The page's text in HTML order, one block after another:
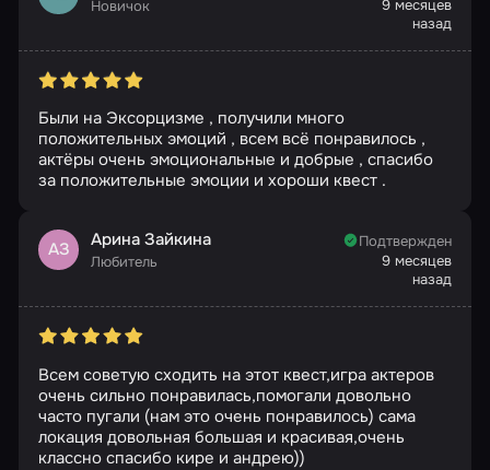
Новичок
9 месяцев
назад
Были на Эксорцизме , получили много
положительных эмоций , всем всё понравилось ,
актёры очень эмоциональные и добрые , спасибо
за положительные эмоции и хороши квест .
АЗ Арина Зайкина
Любитель
Подтвержден
9 месяцев
назад
Всем советую сходить на этот квест,игра актеров
очень сильно понравилась,помогали довольно
часто пугали (нам это очень понравилось) сама
локация довольная большая и красивая,очень
классно спасибо кире и андрею))